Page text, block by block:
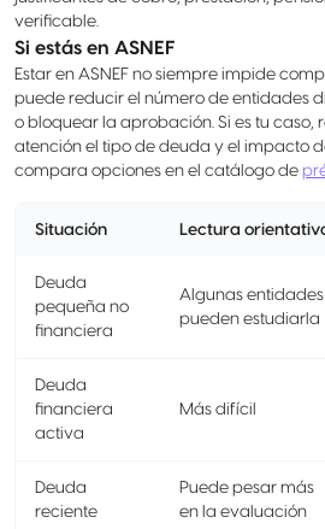
verificable.
Si estás en ASNEF
Estar en ASNEF no siempre impide
puede reducir el número de entidades
o bloquear la aprobación. Si es tu caso,
atención el tipo de deuda y el impacto
compara opciones en el catálogo de
Situación Lectura
Deuda
pequeña no
financiera
Algunas entidades
pueden estudiarla
Deuda
financiera
activa
Más difícil
Deuda
reciente
Puede pesar más
en la evaluación